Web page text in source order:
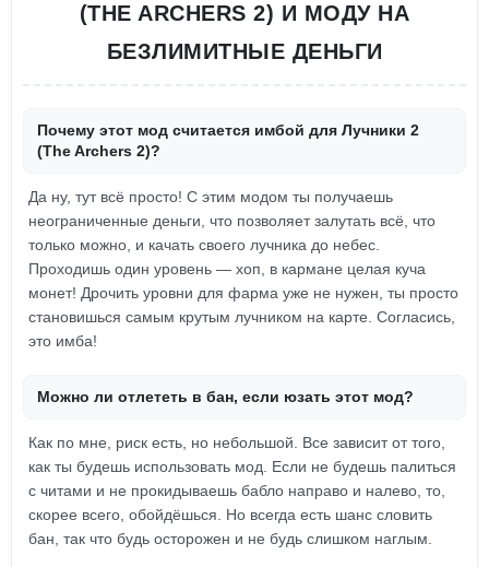
(THE ARCHERS 2) И МОДУ НА
БЕЗЛИМИТНЫЕ ДЕНЬГИ
Почему этот мод считается имбой для Лучники 2
(The Archers 2)?
Да ну, тут всё просто! С этим модом ты получаешь
неограниченные деньги, что позволяет залутать всё, что
только можно, и качать своего лучника до небес.
Проходишь один уровень — хоп, в кармане целая куча
монет! Дрочить уровни для фарма уже не нужен, ты просто
становишься самым крутым лучником на карте. Согласись,
это имба!
Можно ли отлететь в бан, если юзать этот мод?
Как по мне, риск есть, но небольшой. Все зависит от того,
как ты будешь использовать мод. Если не будешь палиться
с читами и не прокидываешь бабло направо и налево, то,
скорее всего, обойдёшься. Но всегда есть шанс словить
бан, так что будь осторожен и не будь слишком наглым.